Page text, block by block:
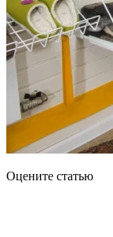
Оцените статью